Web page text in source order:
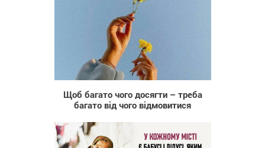
Щоб багато чого досягти – треба
багато від чого відмовитися